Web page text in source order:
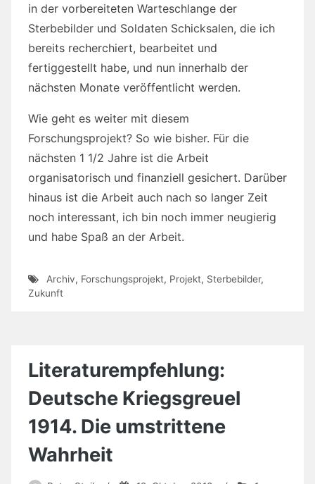
in der vorbereiteten Warteschlange der
Sterbebilder und Soldaten Schicksalen, die ich
bereits recherchiert, bearbeitet und
fertiggestellt habe, und nun innerhalb der
nächsten Monate veröffentlicht werden.
Wie geht es weiter mit diesem
Forschungsprojekt? So wie bisher. Für die
nächsten 1 1/2 Jahre ist die Arbeit
organisatorisch und finanziell gesichert. Darüber
hinaus ist die Arbeit auch nach so langer Zeit
noch interessant, ich bin noch immer neugierig
und habe Spaß an der Arbeit.
Archiv, Forschungsprojekt, Projekt, Sterbebilder,
Zukunft
Literaturempfehlung:
Deutsche Kriegsgreuel
1914. Die umstrittene
Wahrheit